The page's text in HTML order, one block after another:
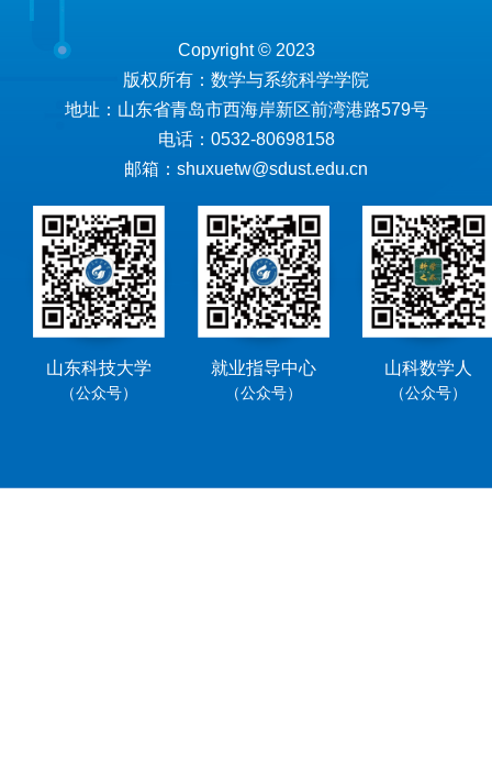
Copyright © 2023
版权所有：数学与系统科学学院
地址：山东省青岛市西海岸新区前湾港路579号
电话：0532-80698158
邮箱：shuxuetw@sdust.edu.cn
山东科技大学
（公众号）
就业指导中心
（公众号）
山科数学人
（公众号）